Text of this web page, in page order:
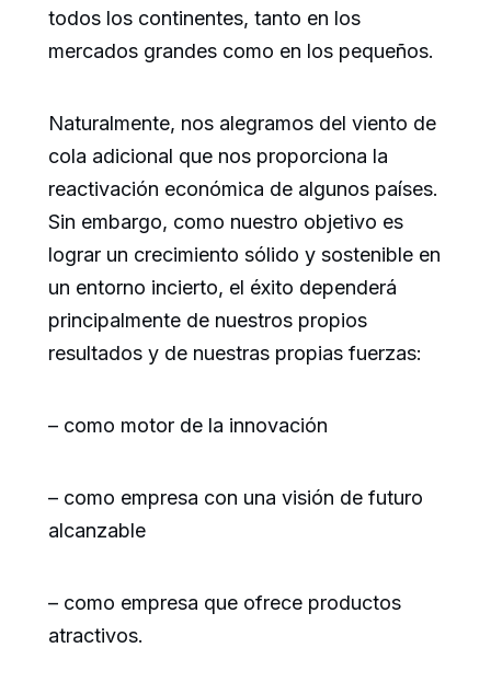
todos los continentes, tanto en los
mercados grandes como en los pequeños.
Naturalmente, nos alegramos del viento de
cola adicional que nos proporciona la
reactivación económica de algunos países.
Sin embargo, como nuestro objetivo es
lograr un crecimiento sólido y sostenible en
un entorno incierto, el éxito dependerá
principalmente de nuestros propios
resultados y de nuestras propias fuerzas:
– como motor de la innovación
– como empresa con una visión de futuro
alcanzable
– como empresa que ofrece productos
atractivos.